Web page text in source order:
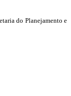
do Planejamento e